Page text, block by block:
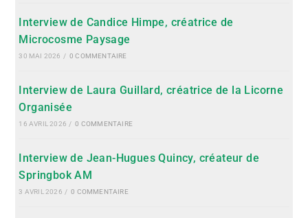
Interview de Candice Himpe, créatrice de
Microcosme Paysage
30 MAI 2026 / 0 COMMENTAIRE
Interview de Laura Guillard, créatrice de la Licorne
Organisée
16 AVRIL 2026 / 0 COMMENTAIRE
Interview de Jean-Hugues Quincy, créateur de
Springbok AM
3 AVRIL 2026 / 0 COMMENTAIRE